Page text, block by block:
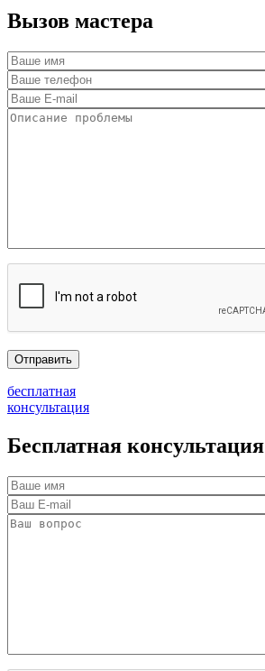
Вызов мастера
бесплатная
консультация
Бесплатная консультация